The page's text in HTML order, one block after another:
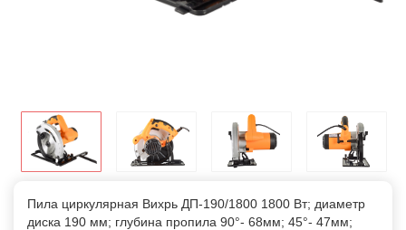
Пила циркулярная Вихрь ДП-190/1800 1800 Вт; диаметр
диска 190 мм; глубина пропила 90°- 68мм; 45°- 47мм;